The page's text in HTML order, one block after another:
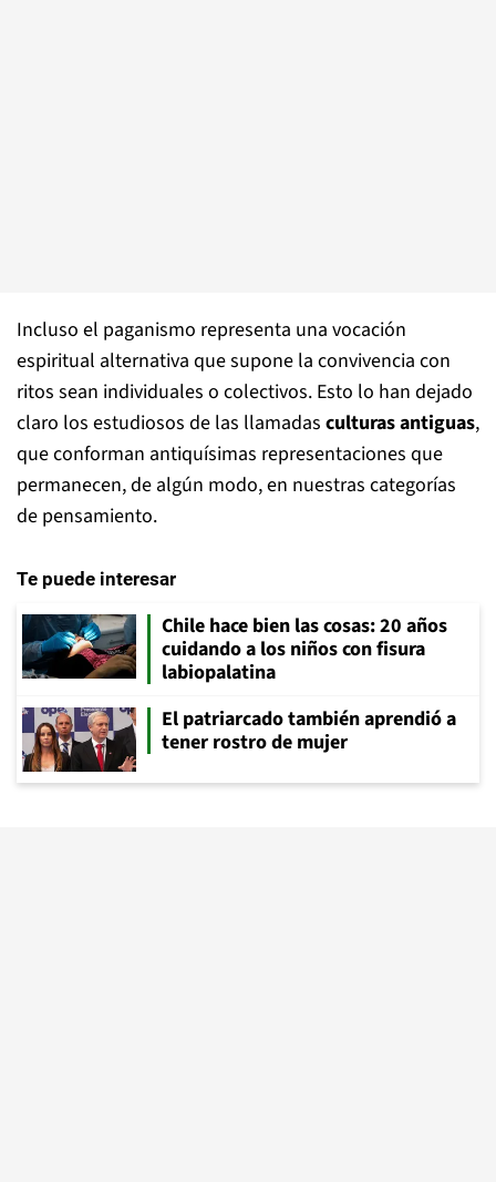
Incluso el paganismo representa una vocación
espiritual alternativa que supone la convivencia con
ritos sean individuales o colectivos. Esto lo han dejado
claro los estudiosos de las llamadas culturas antiguas,
que conforman antiquísimas representaciones que
permanecen, de algún modo, en nuestras categorías
de pensamiento.
Te puede interesar
Chile hace bien las cosas: 20 años
cuidando a los niños con fisura
labiopalatina
El patriarcado también aprendió a
tener rostro de mujer